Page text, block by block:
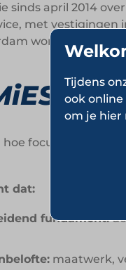
sinds april 2014
met
worden bediend.
hoe focus op vers,
dat:
fundament:
maatwerk,
Tijdens
ook
om je hier